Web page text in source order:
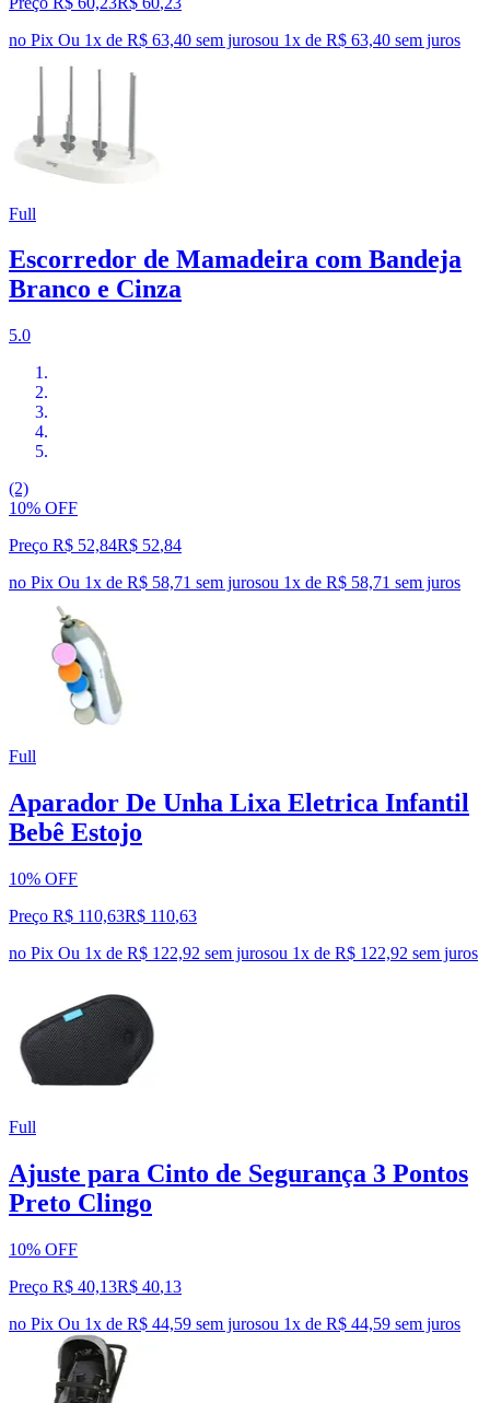
no Pix Ou 1x de R$ 63,40 sem jurosou 1x de R$ 63,40 sem juros
Full
Escorredor de Mamadeira com Bandeja
Branco e Cinza
5.0
(2)
10% OFF
Preço R$ 52,84R$ 52,84
no Pix Ou 1x de R$ 58,71 sem jurosou 1x de R$ 58,71 sem juros
Full
Aparador De Unha Lixa Eletrica Infantil
Bebê Estojo
10% OFF
Preço R$ 110,63R$ 110,63
no Pix Ou 1x de R$ 122,92 sem jurosou 1x de R$ 122,92 sem juros
Full
Ajuste para Cinto de Segurança 3 Pontos
Preto Clingo
10% OFF
Preço R$ 40,13R$ 40,13
no Pix Ou 1x de R$ 44,59 sem jurosou 1x de R$ 44,59 sem juros